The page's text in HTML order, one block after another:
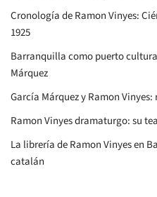
Cronología de Ramon Vinyes:
1925
Barranquilla como puerto
Márquez
García Márquez y Ramon
Ramon Vinyes dramaturgo: su
La librería de Ramon Vinyes en
catalán